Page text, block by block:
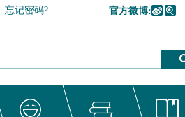
忘记密码? 官方微博: